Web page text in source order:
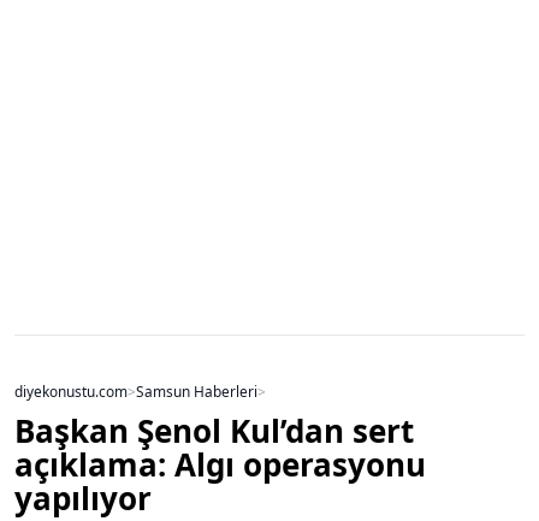
diyekonustu.com>Samsun Haberleri>
Başkan Şenol Kul’dan sert
açıklama: Algı operasyonu
yapılıyor